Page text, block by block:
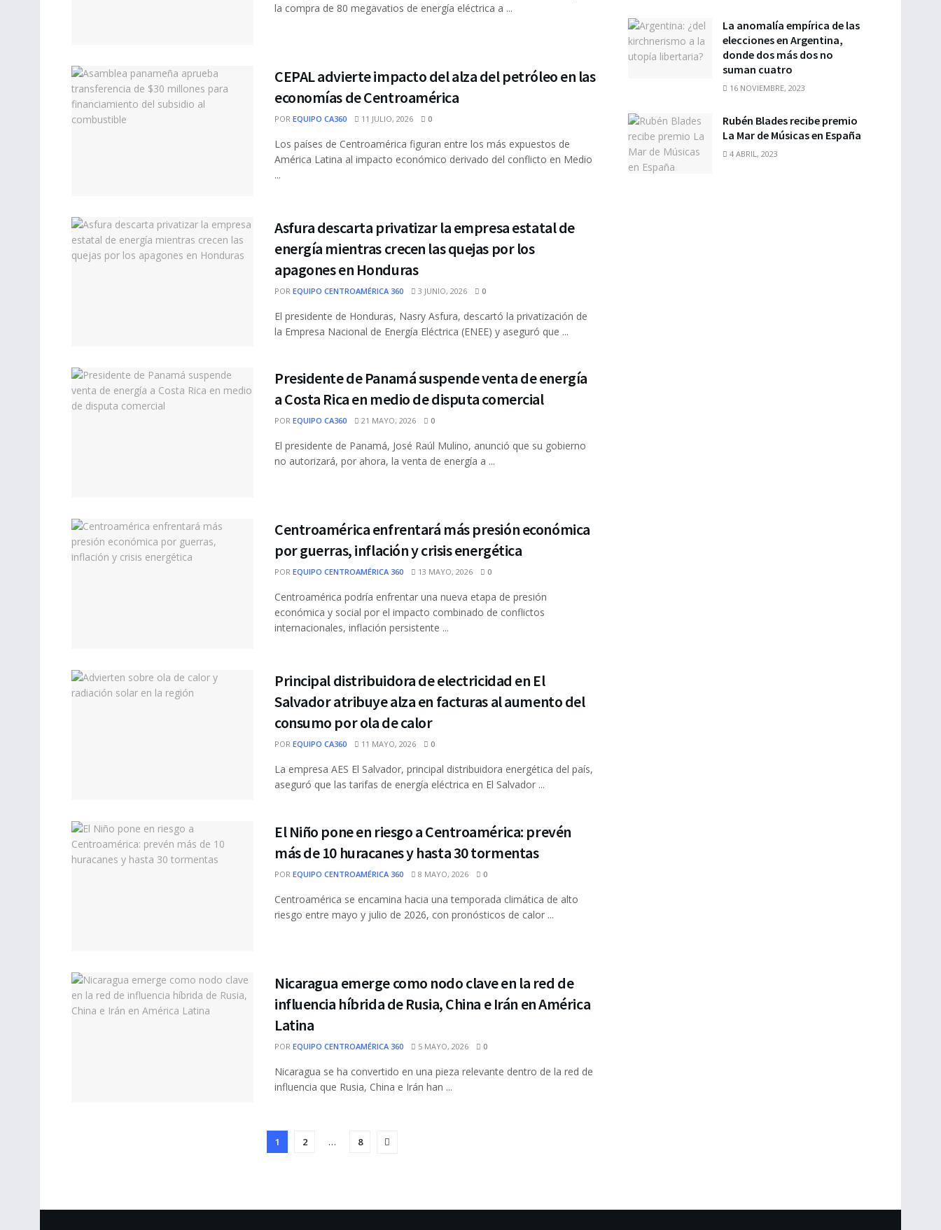
la compra de 80 megavatios de energía eléctrica a ...
CEPAL advierte impacto del alza del petróleo en las
economías de Centroamérica
POR EQUIPO CA360 11 JULIO, 2026 0
Los países de Centroamérica figuran entre los más expuestos de
América Latina al impacto económico derivado del conflicto en Medio
...
Asfura descarta privatizar la empresa estatal de
energía mientras crecen las quejas por los
apagones en Honduras
POR EQUIPO CENTROAMÉRICA 360 3 JUNIO, 2026 0
El presidente de Honduras, Nasry Asfura, descartó la privatización de
la Empresa Nacional de Energía Eléctrica (ENEE) y aseguró que ...
Presidente de Panamá suspende venta de energía
a Costa Rica en medio de disputa comercial
POR EQUIPO CA360 21 MAYO, 2026 0
El presidente de Panamá, José Raúl Mulino, anunció que su gobierno
no autorizará, por ahora, la venta de energía a ...
Centroamérica enfrentará más presión económica
por guerras, inflación y crisis energética
POR EQUIPO CENTROAMÉRICA 360 13 MAYO, 2026 0
Centroamérica podría enfrentar una nueva etapa de presión
económica y social por el impacto combinado de conflictos
internacionales, inflación persistente ...
Principal distribuidora de electricidad en El
Salvador atribuye alza en facturas al aumento del
consumo por ola de calor
POR EQUIPO CA360 11 MAYO, 2026 0
La empresa AES El Salvador, principal distribuidora energética del país,
aseguró que las tarifas de energía eléctrica en El Salvador ...
El Niño pone en riesgo a Centroamérica: prevén
más de 10 huracanes y hasta 30 tormentas
POR EQUIPO CENTROAMÉRICA 360 8 MAYO, 2026 0
Centroamérica se encamina hacia una temporada climática de alto
riesgo entre mayo y julio de 2026, con pronósticos de calor ...
Nicaragua emerge como nodo clave en la red de
influencia híbrida de Rusia, China e Irán en América
Latina
POR EQUIPO CENTROAMÉRICA 360 5 MAYO, 2026 0
Nicaragua se ha convertido en una pieza relevante dentro de la red de
influencia que Rusia, China e Irán han ...
1 2 … 8
La anomalía empírica de las
elecciones en Argentina,
donde dos más dos no
suman cuatro
16 NOVIEMBRE, 2023
Rubén Blades recibe premio
La Mar de Músicas en España
4 ABRIL, 2023